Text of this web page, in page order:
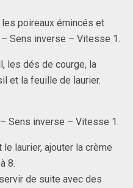
les poireaux émincés et
Sens inverse – Vitesse 1.
les dés de courge, la
et la feuille de laurier.
Sens inverse – Vitesse 1.
laurier, ajouter la crème
8.
de suite avec des